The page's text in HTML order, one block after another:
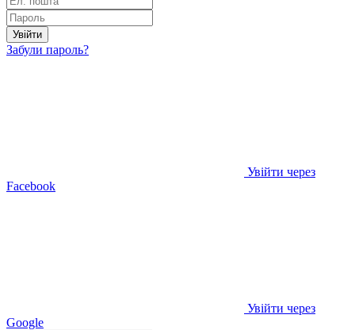
Увійти
Забули пароль?
Увійти через
Facebook
Увійти через
Google